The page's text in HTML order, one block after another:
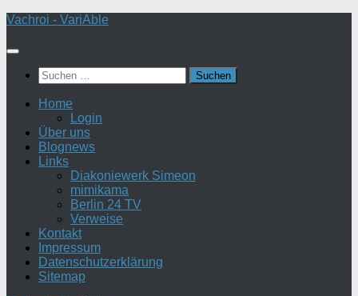
Zum
springen
Vachroi - VariAble
Suchen
nach:
Home
Login
Über uns
Blognews
Links
Diakoniewerk Simeon
mimikama
Berlin 24 TV
Verweise
Kontakt
Impressum
Datenschutzerklärung
Sitemap